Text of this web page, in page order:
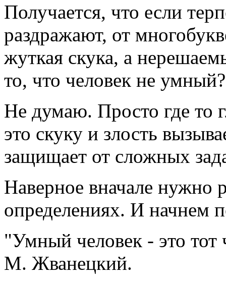
Получается, что если
раздражают, от
жуткая скука, а
то, что человек не умный?
Не думаю. Просто где то
это скуку и злость
защищает от сложных
Наверное вначале нужно
определениях. И начнем
"Умный человек - это тот
М. Жванецкий.